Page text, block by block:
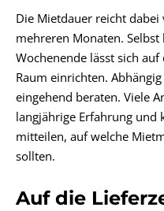
Die Mietdauer reicht dabei
mehreren Monaten.
Wochenende lässt sich
Raum einrichten.
eingehend beraten. Viele
langjährige Erfahrung und
mitteilen, auf welche
sollten.
Auf die